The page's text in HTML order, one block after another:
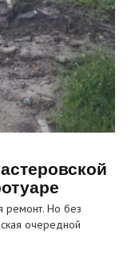
ремонт. Но без
очередной